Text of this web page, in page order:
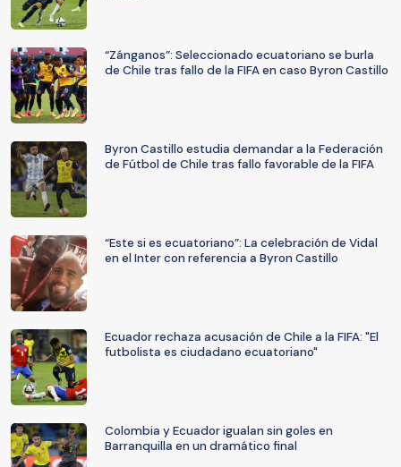
“Zánganos”: Seleccionado ecuatoriano se burla
de Chile tras fallo de la FIFA en caso Byron Castillo
Byron Castillo estudia demandar a la Federación
de Fútbol de Chile tras fallo favorable de la FIFA
“Este si es ecuatoriano”: La celebración de Vidal
en el Inter con referencia a Byron Castillo
Ecuador rechaza acusación de Chile a la FIFA: "El
futbolista es ciudadano ecuatoriano"
Colombia y Ecuador igualan sin goles en
Barranquilla en un dramático final